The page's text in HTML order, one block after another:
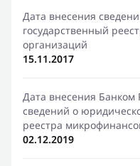
Дата внесения
государственный
организаций
15.11.2017
Дата внесения Банком
сведений о
реестра
02.12.2019